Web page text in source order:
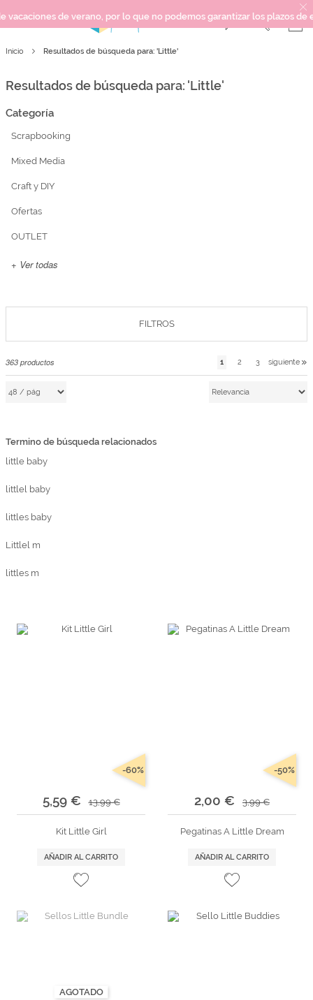
verano, por lo que no podemos garantizar los plazos de entrega ni
Novedades
Top Ventas
SCRAPBOOKING
CRAFT Y DIY
PAPELERÍA Y FIESTAS
REGALOS
Iniciar sesión/Regístrate
Inicio Resultados de búsqueda para: 'Little'
Resultados de búsqueda para: 'Little'
363 productos 1 2 3 siguiente
Termino de búsqueda relacionados
little baby
littlel baby
littles baby
Littlel m
littles m
5,59 € 13,99 €
-60%
Kit Little Girl
AÑADIR AL CARRITO
2,00 € 3,99 €
-50%
Pegatinas A Little Dream
AÑADIR AL CARRITO
AGOTADO
Categoría
Scrapbooking
Mixed Media
Craft y DIY
Ofertas
OUTLET
+ Ver todas
FILTROS